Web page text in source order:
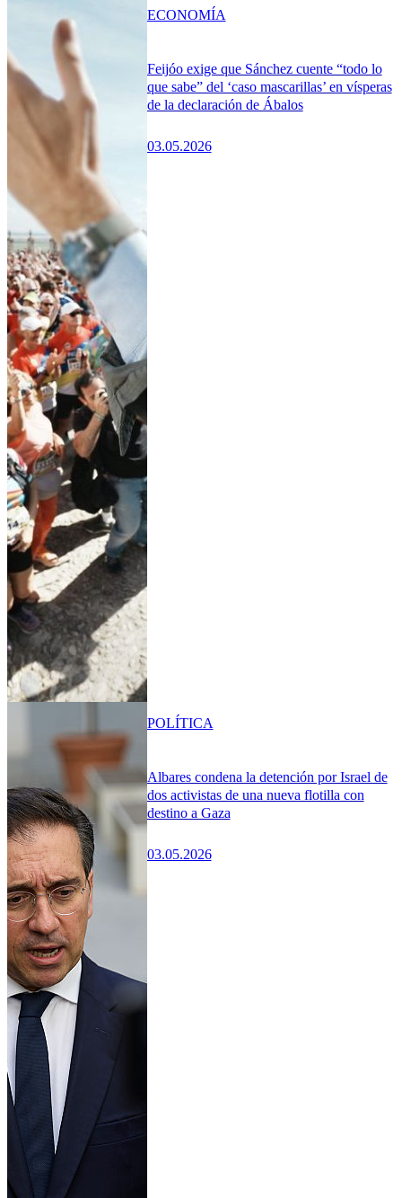
Feijóo exige que Sánchez cuente “todo lo
que sabe” del ‘caso mascarillas’ en vísperas
de la declaración de Ábalos
03.05.2026
ECONOMÍA
Albares condena la detención por Israel de
dos activistas de una nueva flotilla con
destino a Gaza
03.05.2026
POLÍTICA